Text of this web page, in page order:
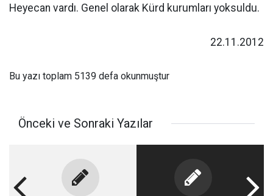
Heyecan vardı. Genel olarak Kürd kurumları yoksuldu.
22.11.2012
Bu yazı toplam 5139 defa okunmuştur
Önceki ve Sonraki Yazılar